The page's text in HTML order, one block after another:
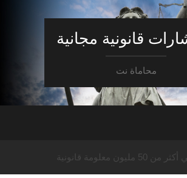
قانونية مجانية
محاماة نت
مليون معلومة قانونية